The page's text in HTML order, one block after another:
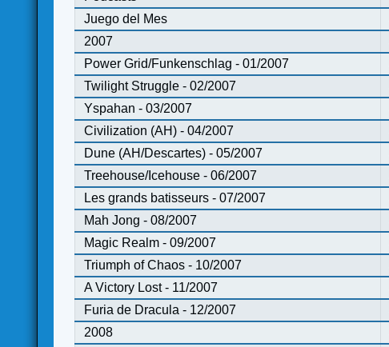
Juego del Mes
2007
Power Grid/Funkenschlag - 01/2007
Twilight Struggle - 02/2007
Yspahan - 03/2007
Civilization (AH) - 04/2007
Dune (AH/Descartes) - 05/2007
Treehouse/Icehouse - 06/2007
Les grands batisseurs - 07/2007
Mah Jong - 08/2007
Magic Realm - 09/2007
Triumph of Chaos - 10/2007
A Victory Lost - 11/2007
Furia de Dracula - 12/2007
2008